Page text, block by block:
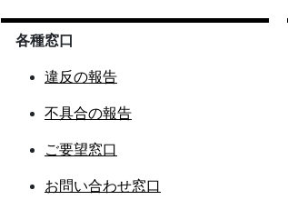
各種窓口
違反の報告
不具合の報告
ご要望窓口
お問い合わせ窓口